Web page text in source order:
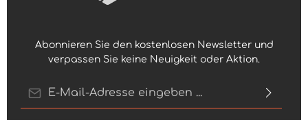
Abonnieren Sie den kostenlosen Newsletter und
verpassen Sie keine Neuigkeit oder Aktion.
Ich habe dieDatenschutzbestimmungenzur